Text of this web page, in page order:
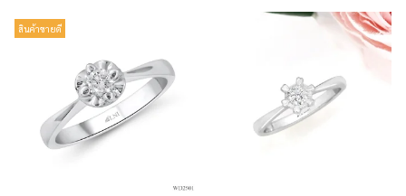
สินค้าขายดี